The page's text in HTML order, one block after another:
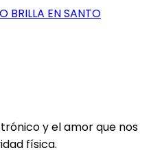
BRILLA EN SANTO
y el amor que nos
física.